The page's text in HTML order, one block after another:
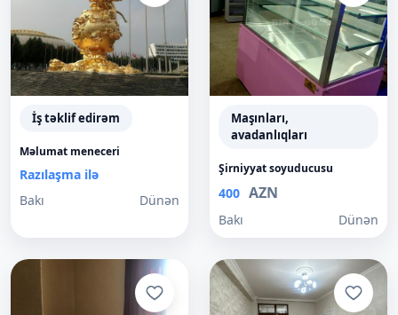
İş təklif edirəm
Məlumat meneceri
Razılaşma ilə
Bakı
Dünən
Maşınları,
avadanlıqları
Şirniyyat soyuducusu
400 AZN
Bakı Dünən